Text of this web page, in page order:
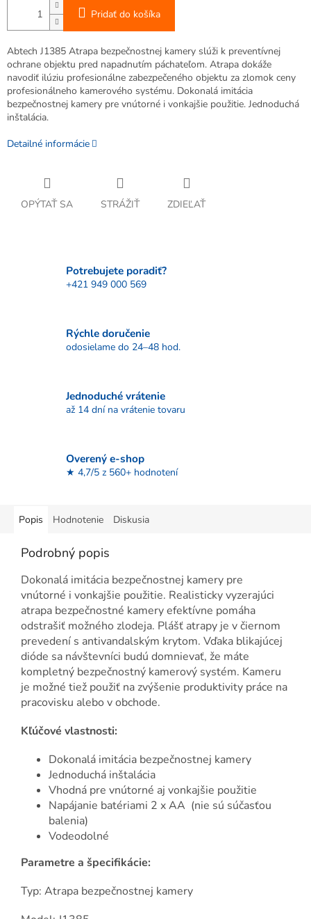
Pridať do košíka
Abtech J1385 Atrapa bezpečnostnej kamery slúži k preventívnej
ochrane objektu pred napadnutím páchateľom. Atrapa dokáže
navodiť ilúziu profesionálne zabezpečeného objektu za zlomok ceny
profesionálneho kamerového systému. Dokonalá imitácia
bezpečnostnej kamery pre vnútorné i vonkajšie použitie. Jednoduchá
inštalácia.
Detailné informácie
OPÝTAŤ SA STRÁŽIŤ ZDIEĽAŤ
Potrebujete poradiť?
+421 949 000 569
Rýchle doručenie
odosielame do 24–48 hod.
Jednoduché vrátenie
až 14 dní na vrátenie tovaru
Overený e-shop
★ 4,7/5 z 560+ hodnotení
Popis Hodnotenie Diskusia
Podrobný popis
Dokonalá imitácia bezpečnostnej kamery pre
vnútorné i vonkajšie použitie. Realisticky vyzerajúci
atrapa bezpečnostné kamery efektívne pomáha
odstrašiť možného zlodeja. Plášť atrapy je v čiernom
prevedení s antivandalským krytom. Vďaka blikajúcej
dióde sa návštevníci budú domnievať, že máte
kompletný bezpečnostný kamerový systém. Kameru
je možné tiež použiť na zvýšenie produktivity práce na
pracovisku alebo v obchode.
Kľúčové vlastnosti:
Dokonalá imitácia bezpečnostnej kamery
Jednoduchá inštalácia
Vhodná pre vnútorné aj vonkajšie použitie
Napájanie batériami 2 x AA (nie sú súčasťou
balenia)
Vodeodolné
Parametre a špecifikácie:
Typ: Atrapa bezpečnostnej kamery